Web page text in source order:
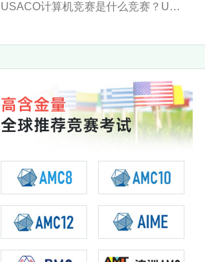
USACO计算机竞赛是什么竞赛？USACO简介-季遇教育
高含金量
全球推荐竞赛考试